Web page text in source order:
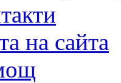
на сайта